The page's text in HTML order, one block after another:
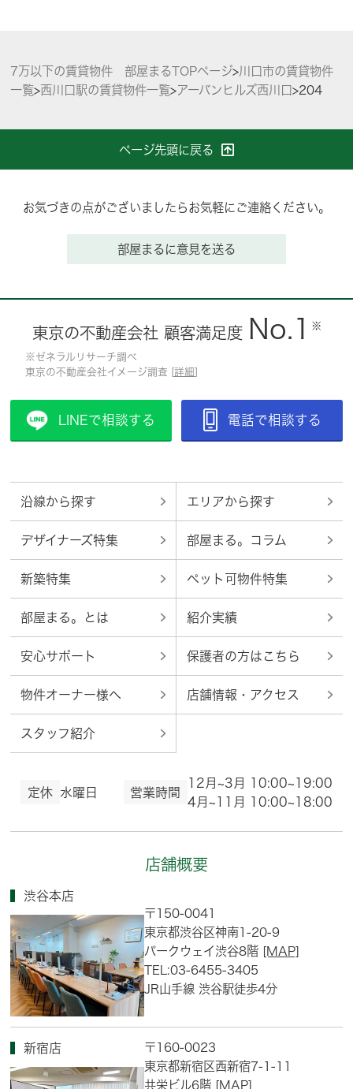
7万以下の賃貸物件 部屋まるTOPページ>川口市の賃貸物件
一覧>西川口駅の賃貸物件一覧>アーバンヒルズ西川口>204
ページ先頭に戻る
お気づきの点がございましたらお気軽にご連絡ください。
部屋まるに意見を送る
東京の不動産会社 顧客満足度 No.1 ※
※ゼネラルリサーチ調べ
東京の不動産会社イメージ調査 [ 詳細
LINEで相談する 電話で相談する
沿線から探す エリアから探す
デザイナーズ特集 部屋まる。コラム
新築特集 ペット可物件特集
部屋まる。とは 紹介実績
安心サポート 保護者の方はこちら
物件オーナー様へ 店舗情報・アクセス
スタッフ紹介
定休 水曜日 営業時間
12月~3月 10:00~19:00
4月~11月 10:00~18:00
店舗概要
渋谷本店
〒150-0041
東京都渋谷区神南1-20-9
パークウェイ渋谷8階 [MAP]
TEL:03-6455-3405
JR山手線 渋谷駅徒歩4分
新宿店
〒160-0023
東京都新宿区西新宿7-1-11
共栄ビル6階 [MAP]